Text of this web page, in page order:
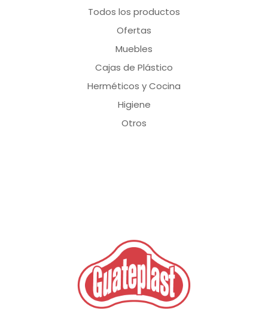
Todos los productos
Ofertas
Muebles
Cajas de Plástico
Herméticos y Cocina
Higiene
Otros